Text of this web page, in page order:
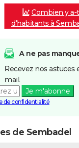
Combien y a-
d'habitants à
A ne pas
Recevez nos
mail.
Je m'abonne
de confidentialité
de Sembadel